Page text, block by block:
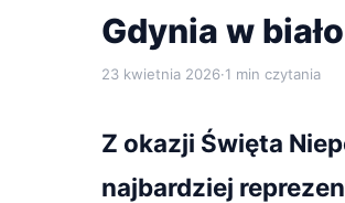
Gdynia w
23 kwietnia 2026·1 min czytania
Z okazji Święta
najbardziej